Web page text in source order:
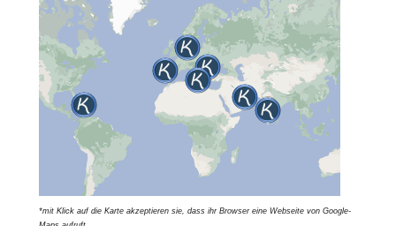
*mit Klick auf die Karte akzeptieren sie, dass ihr Browser eine Webseite von Google-